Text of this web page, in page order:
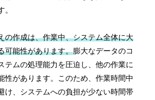
。
の作成は、作業中、システム全体に大
可能性があります。膨大なデータのコ
テムの処理能力を圧迫し、他の作業に
性があります。このため、作業時間中
け、システムへの負担が少ない時間帯